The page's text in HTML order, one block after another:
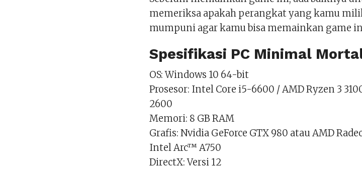
memeriksa apakah perangkat yang kamu
mumpuni agar kamu bisa memainkan game
Spesifikasi PC Minimal
OS: Windows 10 64-bit
Prosesor: Intel Core i5-6600 / AMD Ryzen 3
2600
Memori: 8 GB RAM
Grafis: Nvidia GeForce GTX 980 atau AMD
Intel Arc™ A750
DirectX: Versi 12